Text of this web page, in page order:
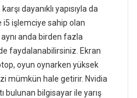
dayanıklı yapısıyla da
i5 işlemciye sahip olan
anda birden fazla
faydalanabilirsiniz. Ekran
oyun oynarken yüksek
mümkün hale getirir. Nvidia
bulunan bilgisayar ile yarış